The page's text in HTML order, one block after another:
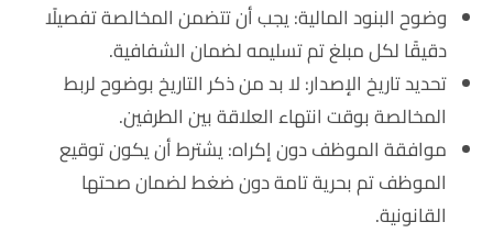
وضوح البنود المالية: يجب أن تتضمن المخالصة تفصيلًا
دقيقًا لكل مبلغ تم تسليمه لضمان الشفافية.
تحديد تاريخ الإصدار: لا بد من ذكر التاريخ بوضوح لربط
المخالصة بوقت انتهاء العلاقة بين الطرفين.
موافقة الموظف دون إكراه: يشترط أن يكون توقيع
الموظف تم بحرية تامة دون ضغط لضمان صحتها
القانونية.